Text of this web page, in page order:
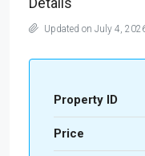
Updated on July 4,
Property ID
Price